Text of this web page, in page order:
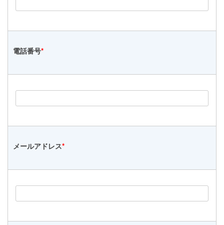
電話番号*
メールアドレス*